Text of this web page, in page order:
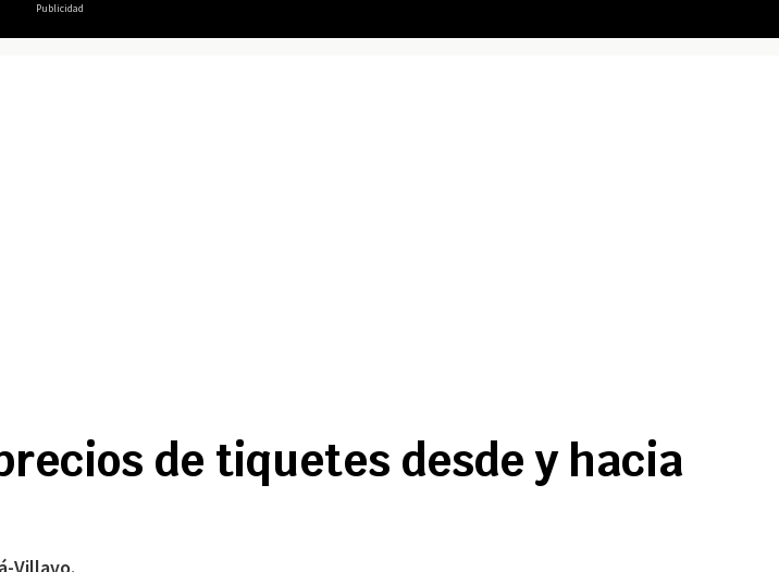
Publicidad
de tiquetes desde y hacia